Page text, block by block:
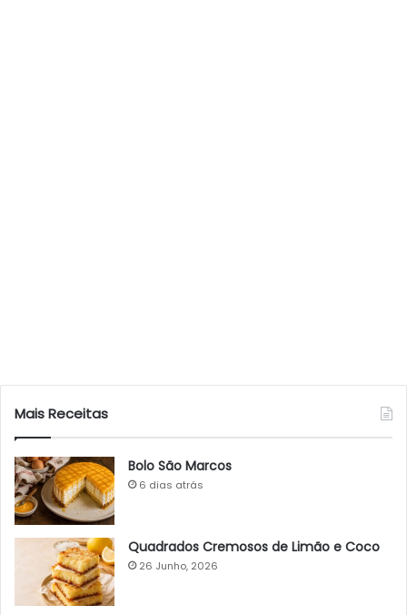
Mais Receitas
Bolo São Marcos
6 dias atrás
Quadrados Cremosos de Limão e Coco
26 Junho, 2026